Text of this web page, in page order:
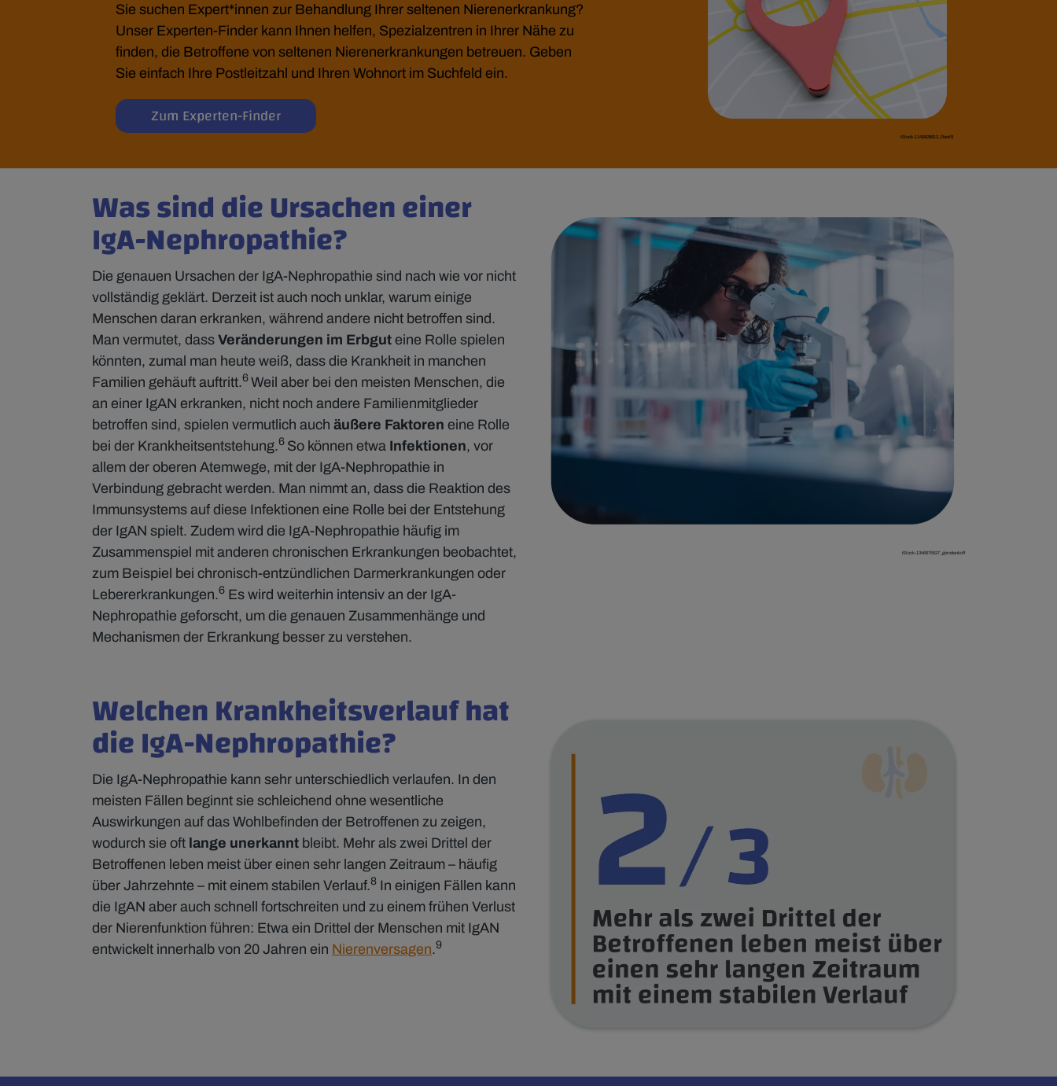
Sie suchen Expert*innen zur Behandlung Ihrer seltenen Nierenerkrankung?
Unser Experten-Finder kann Ihnen helfen, Spezialzentren in Ihrer Nähe zu
finden, die Betroffene von seltenen Nierenerkrankungen betreuen. Geben
Sie einfach Ihre Postleitzahl und Ihren Wohnort im Suchfeld ein.
Zum Experten-Finder
iStock-1140828812_Rawf8
Was sind die Ursachen einer
IgA-Nephropathie?
Die genauen Ursachen der IgA-Nephropathie sind nach wie vor nicht
vollständig geklärt. Derzeit ist auch noch unklar, warum einige
Menschen daran erkranken, während andere nicht betroffen sind.
Man vermutet, dass Veränderungen im Erbgut eine Rolle spielen
könnten, zumal man heute weiß, dass die Krankheit in manchen
Familien gehäuft auftritt.6 Weil aber bei den meisten Menschen, die
an einer IgAN erkranken, nicht noch andere Familienmitglieder
betroffen sind, spielen vermutlich auch äußere Faktoren eine Rolle
bei der Krankheitsentstehung.6 So können etwa Infektionen, vor
allem der oberen Atemwege, mit der IgA-Nephropathie in
Verbindung gebracht werden. Man nimmt an, dass die Reaktion des
Immunsystems auf diese Infektionen eine Rolle bei der Entstehung
der IgAN spielt. Zudem wird die IgA-Nephropathie häufig im
Zusammenspiel mit anderen chronischen Erkrankungen beobachtet,
zum Beispiel bei chronisch-entzündlichen Darmerkrankungen oder
Lebererkrankungen.6 Es wird weiterhin intensiv an der IgA-
Nephropathie geforscht, um die genauen Zusammenhänge und
Mechanismen der Erkrankung besser zu verstehen.
iStock-1346675527_gorodenkoff
Welchen Krankheitsverlauf hat
die IgA-Nephropathie?
Die IgA-Nephropathie kann sehr unterschiedlich verlaufen. In den
meisten Fällen beginnt sie schleichend ohne wesentliche
Auswirkungen auf das Wohlbefinden der Betroffenen zu zeigen,
wodurch sie oft lange unerkannt bleibt. Mehr als zwei Drittel der
Betroffenen leben meist über einen sehr langen Zeitraum – häufig
über Jahrzehnte – mit einem stabilen Verlauf.8 In einigen Fällen kann
die IgAN aber auch schnell fortschreiten und zu einem frühen Verlust
der Nierenfunktion führen: Etwa ein Drittel der Menschen mit IgAN
entwickelt innerhalb von 20 Jahren ein Nierenversagen.9